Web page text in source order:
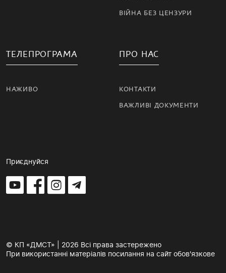
ВІЙНА БЕЗ ЦЕНЗУРИ
ТЕЛЕПРОГРАМА
НАЖИВО
ПРО НАС
КОНТАКТИ
ВАЖЛИВІ ДОКУМЕНТИ
Приєднуйся
© КП «ДМСТ» | 2026 Всі права застережено
При використанні матеріалів посилання на сайт обов'язкове